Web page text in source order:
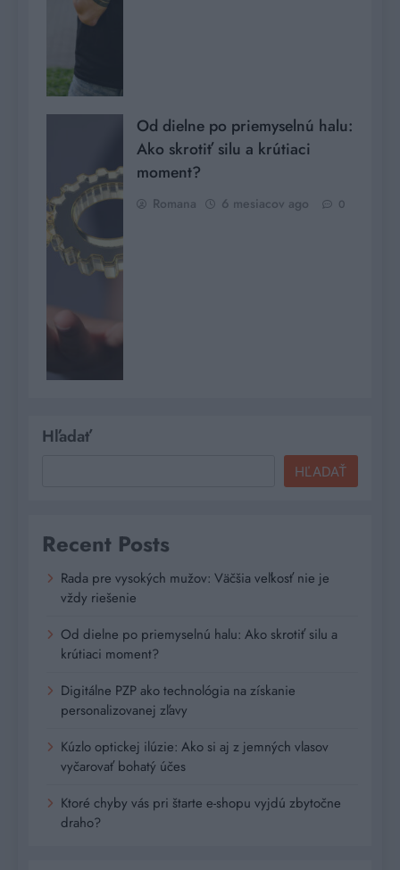
Od dielne po priemyselnú halu:
Ako skrotiť silu a krútiaci
moment?
Romana 6 mesiacov ago 0
Hľadať
HĽADAŤ
Recent Posts
Rada pre vysokých mužov: Väčšia veľkosť nie je
vždy riešenie
Od dielne po priemyselnú halu: Ako skrotiť silu a
krútiaci moment?
Digitálne PZP ako technológia na získanie
personalizovanej zľavy
Kúzlo optickej ilúzie: Ako si aj z jemných vlasov
vyčarovať bohatý účes
Ktoré chyby vás pri štarte e-shopu vyjdú zbytočne
draho?